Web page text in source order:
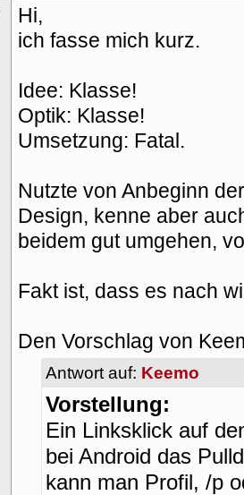
Hi,
ich fasse mich kurz.
Idee: Klasse!
Optik: Klasse!
Umsetzung: Fatal.
Nutzte von Anbeginn
Design, kenne aber
beidem gut umgehen,
Fakt ist, dass es nach
Den Vorschlag von
Antwort auf: Keemo
Vorstellung:
Ein Linksklick auf
bei Android das
kann man Profil, /p